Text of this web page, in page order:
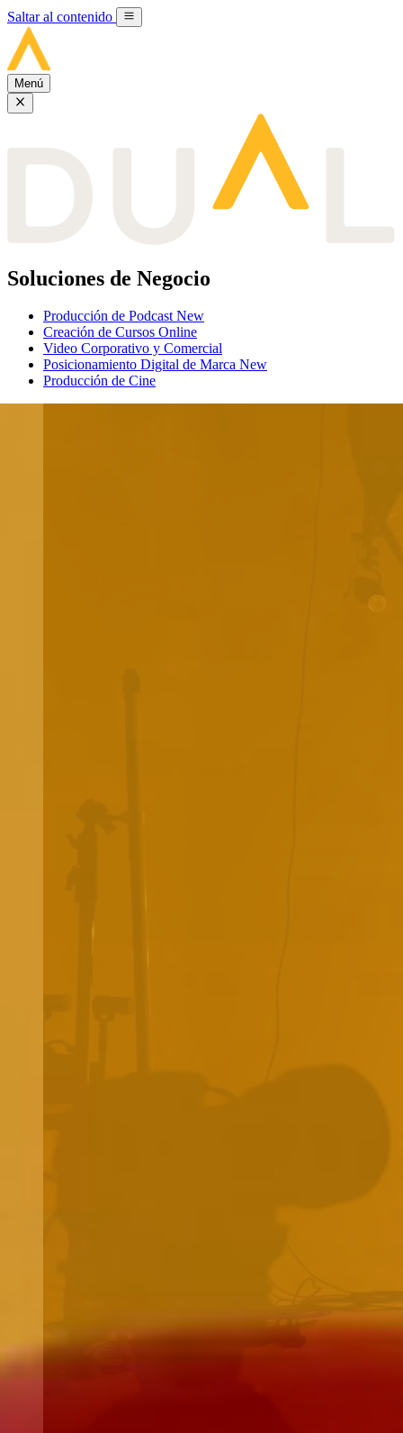
Saltar al contenido
Menú
Soluciones de Negocio
Producción de Podcast New
Creación de Cursos Online
Video Corporativo y Comercial
Posicionamiento Digital de Marca New
Producción de Cine